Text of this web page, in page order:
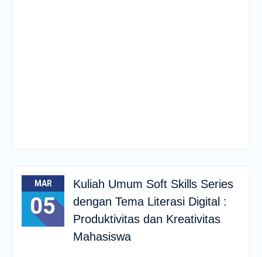
MAR
05
Kuliah Umum Soft Skills Series
dengan Tema Literasi Digital :
Produktivitas dan Kreativitas
Mahasiswa